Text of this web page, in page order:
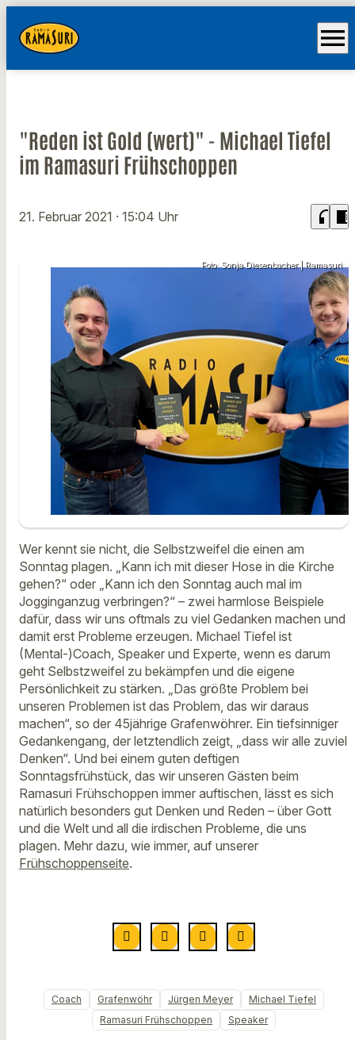
menu
"Reden ist Gold (wert)" - Michael Tiefel
im Ramasuri Frühschoppen
21. Februar 2021 · 15:04 Uhr headphones chrome_reader_mode
Foto: Sonja Diesenbacher | Ramasuri
Wer kennt sie nicht, die Selbstzweifel die einen am
Sonntag plagen. „Kann ich mit dieser Hose in die Kirche
gehen?“ oder „Kann ich den Sonntag auch mal im
Jogginganzug verbringen?“ – zwei harmlose Beispiele
dafür, dass wir uns oftmals zu viel Gedanken machen und
damit erst Probleme erzeugen. Michael Tiefel ist
(Mental-)Coach, Speaker und Experte, wenn es darum
geht Selbstzweifel zu bekämpfen und die eigene
Persönlichkeit zu stärken. „Das größte Problem bei
unseren Problemen ist das Problem, das wir daraus
machen“, so der 45jährige Grafenwöhrer. Ein tiefsinniger
Gedankengang, der letztendlich zeigt, „dass wir alle zuviel
Denken“. Und bei einem guten deftigen
Sonntagsfrühstück, das wir unseren Gästen beim
Ramasuri Frühschoppen immer auftischen, lässt es sich
natürlich besonders gut Denken und Reden – über Gott
und die Welt und all die irdischen Probleme, die uns
plagen. Mehr dazu, wie immer, auf unserer
Frühschoppenseite.
Coach Grafenwöhr Jürgen Meyer
Michael Tiefel
Ramasuri Frühschoppen
Speaker